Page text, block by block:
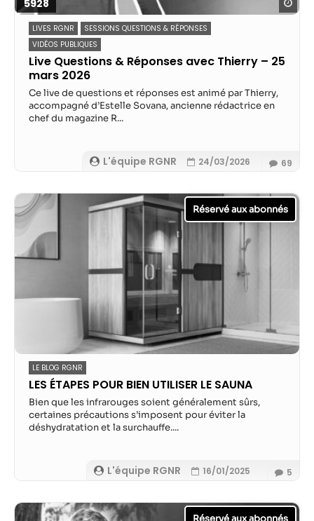
5928
LIVES RGNR
SESSIONS QUESTIONS & RÉPONSES
VIDÉOS PUBLIQUES
Live Questions & Réponses avec Thierry – 25
mars 2026
L'équipe RGNR 24/03/2026
Ce live de questions et réponses est animé par Thierry,
accompagné d’Estelle Sovana, ancienne rédactrice en
chef du magazine R...
69
LE BLOG RGNR
LES ÉTAPES POUR BIEN UTILISER LE SAUNA
L'équipe RGNR 16/01/2025
Bien que les infrarouges soient généralement sûrs,
certaines précautions s’imposent pour éviter la
déshydratation et la surchauffe....
5
Web est
utilisé.
Afin que notre
possible lors
de votre visite.
ces cookies,
certaines
fonctionnalités
disparaîtront
du site Web.
Marketing
En partageant
votre intérêt et
votre
lorsque vous
visitez notre
site, vous
contenu et des
personnalisés.